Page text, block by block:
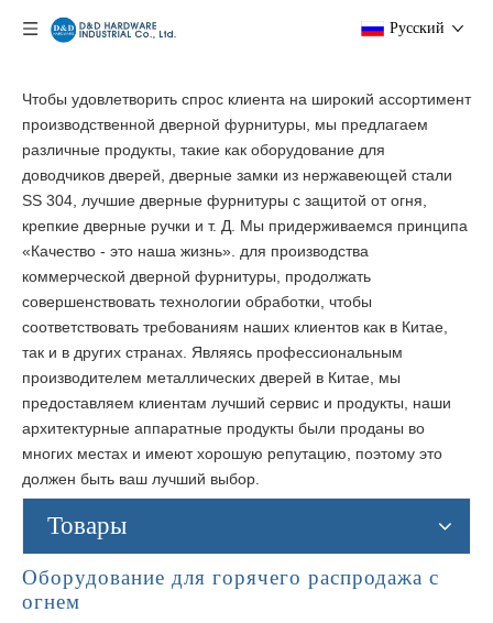
Pусский
Чтобы удовлетворить спрос клиента на широкий ассортимент
производственной дверной фурнитуры, мы предлагаем
различные продукты, такие как оборудование для
доводчиков дверей, дверные замки из нержавеющей стали
SS 304, лучшие дверные фурнитуры с защитой от огня,
крепкие дверные ручки и т. Д. Мы придерживаемся принципа
«Качество - это наша жизнь». для производства
коммерческой дверной фурнитуры, продолжать
совершенствовать технологии обработки, чтобы
соответствовать требованиям наших клиентов как в Китае,
так и в других странах. Являясь профессиональным
производителем металлических дверей в Китае, мы
предоставляем клиентам лучший сервис и продукты, наши
архитектурные аппаратные продукты были проданы во
многих местах и ​​имеют хорошую репутацию, поэтому это
должен быть ваш лучший выбор.
Товары
Оборудование для горячего распродажа с
огнем